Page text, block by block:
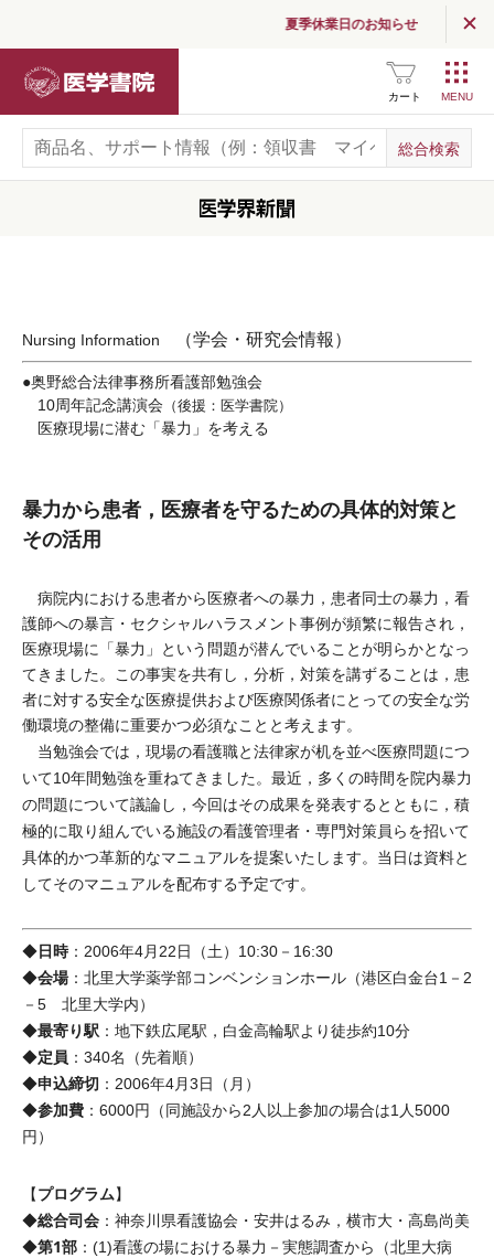
夏季休業日のお知らせ
カート
Nursing Information （学会・研究会情報）
●奥野総合法律事務所看護部勉強会
10周年記念講演会 （後援：医学書院）
医療現場に潜む「暴力」を考える
暴力から患者，医療者を守るための具体的対策と
その活用
病院内における患者から医療者への暴力，患者同士の暴力，看
護師への暴言・セクシャルハラスメント事例が頻繁に報告され，
医療現場に「暴力」という問題が潜んでいることが明らかとなっ
てきました。この事実を共有し，分析，対策を講ずることは，患
者に対する安全な医療提供および医療関係者にとっての安全な労
働環境の整備に重要かつ必須なことと考えます。
当勉強会では，現場の看護職と法律家が机を並べ医療問題につ
いて10年間勉強を重ねてきました。最近，多くの時間を院内暴力
の問題について議論し，今回はその成果を発表するとともに，積
極的に取り組んでいる施設の看護管理者・専門対策員らを招いて
具体的かつ革新的なマニュアルを提案いたします。当日は資料と
してそのマニュアルを配布する予定です。
◆日時：2006年4月22日（土）10:30－16:30
◆会場：北里大学薬学部コンベンションホール（港区白金台1－2
－5 北里大学内）
◆最寄り駅 ：地下鉄広尾駅，白金高輪駅より徒歩約10分
◆定員 ：340名（先着順）
◆申込締切 ：2006年4月3日（月）
◆参加費 ：6000円（同施設から2人以上参加の場合は1人5000
円）
【プログラム】
◆総合司会 ：神奈川県看護協会・安井はるみ，横市大・高島尚美
◆第1部 ：(1)看護の場における暴力－実態調査から（北里大病